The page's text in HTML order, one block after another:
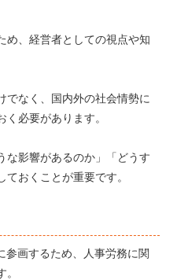
め、経営者としての視点や知
でなく、国内外の社会情勢に
必要があります。
な影響があるのか」「どうす
おくことが重要です。
参画するため、人事労務に関